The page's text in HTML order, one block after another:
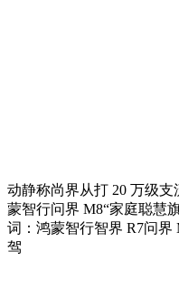
动静称尚界从打 20 万级
蒙智行问界 M8“家庭聪慧
词：鸿蒙智行智界 R7问界
驾